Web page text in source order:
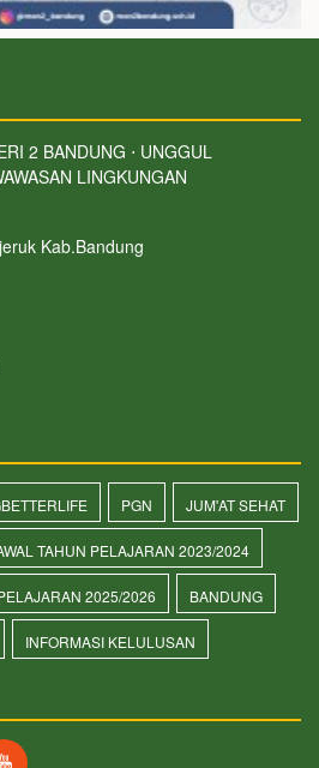
2 BANDUNG ⋅ UNGGUL
LINGKUNGAN
Kab.Bandung
PGN JUM'AT SEHAT
TAHUN PELAJARAN 2023/2024
2025/2026 BANDUNG
INFORMASI KELULUSAN